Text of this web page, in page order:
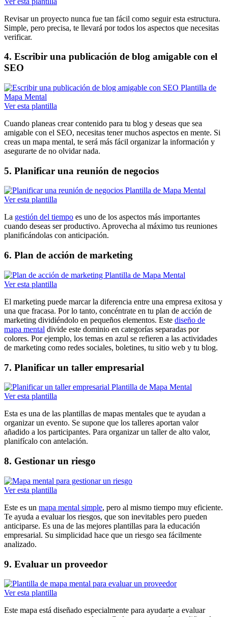
Revisar un proyecto nunca fue tan fácil como seguir esta estructura.
Simple, pero precisa, te llevará por todos los aspectos que necesitas
verificar.
4. Escribir una publicación de blog amigable con el
SEO
Ver esta plantilla
Cuando planeas crear contenido para tu blog y deseas que sea
amigable con el SEO, necesitas tener muchos aspectos en mente. Si
creas un mapa mental, te será más fácil organizar la información y
asegurarte de no olvidar nada.
5. Planificar una reunión de negocios
Ver esta plantilla
La gestión del tiempo es uno de los aspectos más importantes
cuando deseas ser productivo. Aprovecha al máximo tus reuniones
planificándolas con anticipación.
6. Plan de acción de marketing
Ver esta plantilla
El marketing puede marcar la diferencia entre una empresa exitosa y
una que fracasa. Por lo tanto, concéntrate en tu plan de acción de
marketing dividiéndolo en pequeños elementos. Este diseño de
mapa mental divide este dominio en categorías separadas por
colores. Por ejemplo, los temas en azul se refieren a las actividades
de marketing como redes sociales, boletines, tu sitio web y tu blog.
7. Planificar un taller empresarial
Ver esta plantilla
Esta es una de las plantillas de mapas mentales que te ayudan a
organizar un evento. Se supone que los talleres aportan valor
añadido a los participantes. Para organizar un taller de alto valor,
planifícalo con antelación.
8. Gestionar un riesgo
Ver esta plantilla
Este es un mapa mental simple, pero al mismo tiempo muy eficiente.
Te ayuda a evaluar los riesgos, que son inevitables pero pueden
anticiparse. Es una de las mejores plantillas para la educación
empresarial. Su simplicidad hace que un riesgo sea fácilmente
analizado.
9. Evaluar un proveedor
Ver esta plantilla
Este mapa está diseñado especialmente para ayudarte a evaluar